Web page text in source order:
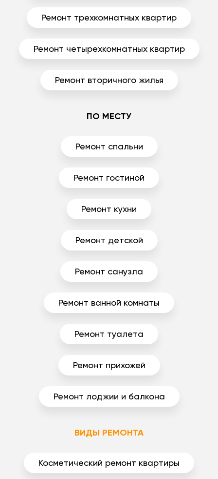
Ремонт трехкомнатных квартир
Ремонт четырехкомнатных квартир
Ремонт вторичного жилья
ПО МЕСТУ
Ремонт спальни
Ремонт гостиной
Ремонт кухни
Ремонт детской
Ремонт санузла
Ремонт ванной комнаты
Ремонт туалета
Ремонт прихожей
Ремонт лоджии и балкона
ВИДЫ РЕМОНТА
Косметический ремонт квартиры